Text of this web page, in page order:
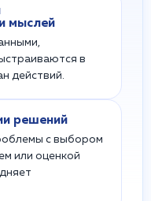
мыслей
в
действий.
решений
с выбором
или оценкой